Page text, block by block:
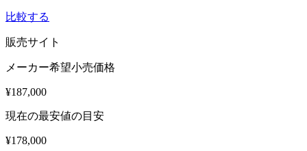
比較する
販売サイト
メーカー希望小売価格
¥187,000
現在の最安値の目安
¥178,000